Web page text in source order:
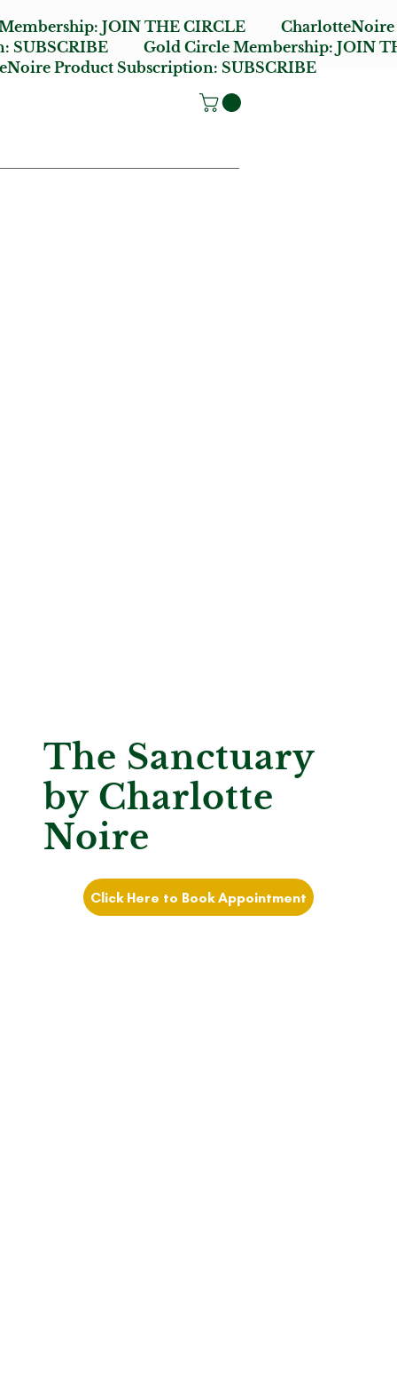
JOIN THE CIRCLE
SUBSCRIBE Gold Circle Membership:JOIN
Product Subscription:SUBSCRIBE
The Sanctuary
by Charlotte
Noire
Click Here to Book Appointment